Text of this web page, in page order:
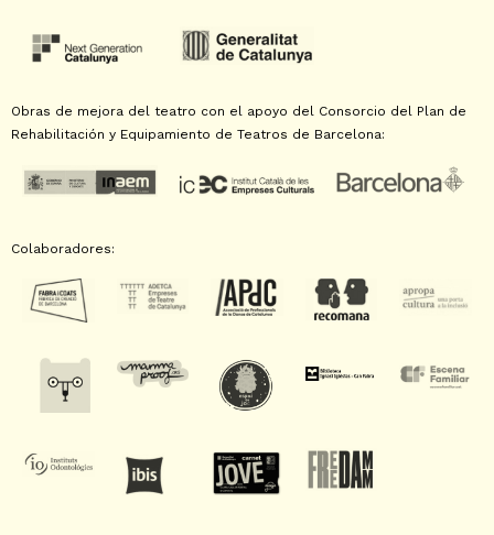
Obras de mejora del teatro con el apoyo del Consorcio del Plan de
Rehabilitación y Equipamiento de Teatros de Barcelona:
Colaboradores: